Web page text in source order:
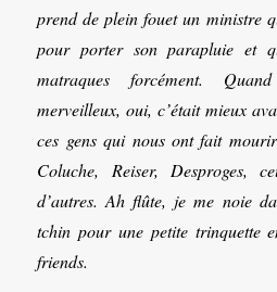
prend de plein fouet un ministre
pour porter son parapluie et
matraques forcément.
merveilleux, oui, c’était mieux
ces gens qui nous ont fait
Coluche, Reiser, Desproges,
d’autres. Ah flûte, je me noie
tchin pour une petite trinquette
friends.